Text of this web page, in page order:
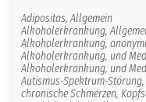
Adipositas, Allgemein
Alkoholerkrankung,
Alkoholerkrankung,
Alkoholerkrankung, und
Alkoholerkrankung, und
Autismus-Spektrum-
chronische Schmerzen,